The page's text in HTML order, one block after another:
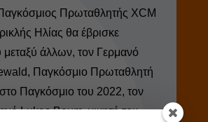
Πρωταθλητής XCM
Ηλίας θα έβρισκε
μεταξύ άλλων, τον Γερμανό
Παγκόσμιο Πρωταθλητή
Παγκόσμιο του 2022, τον
Lukas Baum, νικητή του